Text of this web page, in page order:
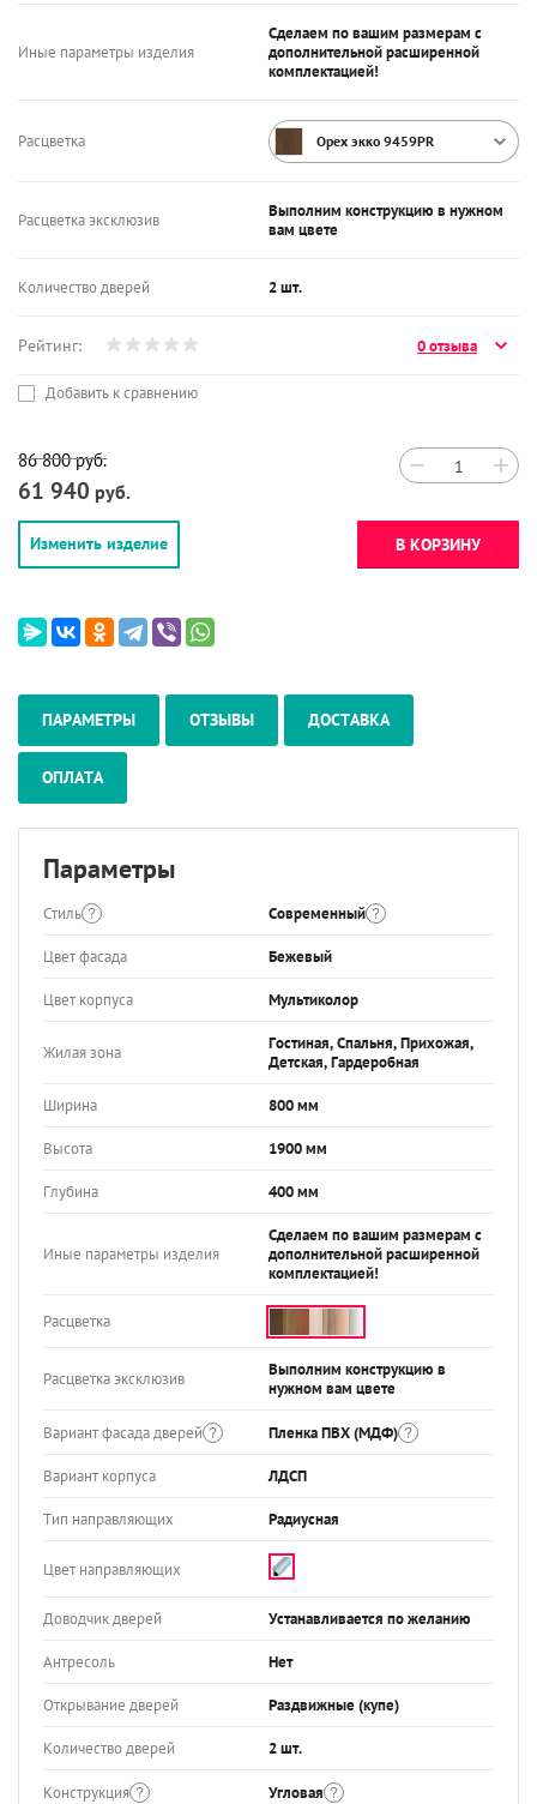
Иные параметры изделия
Сделаем по вашим размерам с
дополнительной расширенной
комплектацией!
Расцветка Орех экко 9459PR
Расцветка эксклюзив
Выполним конструкцию в нужном
вам цвете
Количество дверей 2 шт.
Рейтинг: 0 отзыва
Добавить к сравнению
86 800руб.
61 940 руб.
− +
Изменить изделие В КОРЗИНУ
ПАРАМЕТРЫ ОТЗЫВЫ ДОСТАВКА
ОПЛАТА
Параметры
Стиль Современный
Цвет фасада Бежевый
Цвет корпуса Мультиколор
Жилая зона
Гостиная, Спальня, Прихожая,
Детская, Гардеробная
Ширина 800 мм
Высота 1900 мм
Глубина 400 мм
Иные параметры изделия
Сделаем по вашим размерам с
дополнительной расширенной
комплектацией!
Расцветка
Расцветка эксклюзив
Выполним конструкцию в
нужном вам цвете
Вариант фасада дверей Пленка ПВХ (МДФ)
Вариант корпуса ЛДСП
Тип направляющих Радиусная
Цвет направляющих
Доводчик дверей Устанавливается по желанию
Антресоль Нет
Открывание дверей Раздвижные (купе)
Количество дверей 2 шт.
Конструкция Угловая